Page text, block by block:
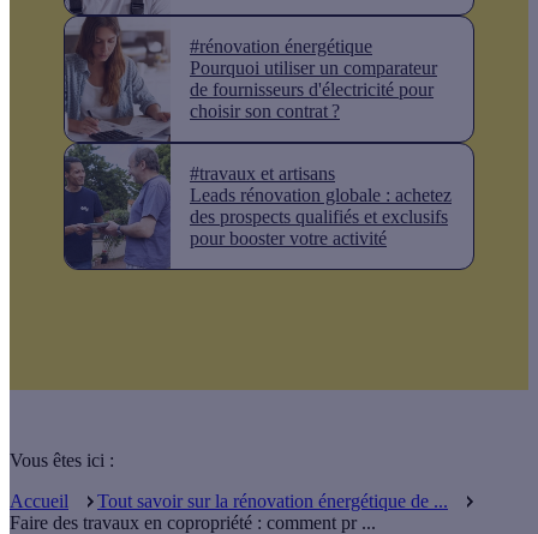
#rénovation énergétique
Pourquoi utiliser un comparateur
de fournisseurs d'électricité pour
choisir son contrat ?
#travaux et artisans
Leads rénovation globale : achetez
des prospects qualifiés et exclusifs
pour booster votre activité
Vous êtes ici :
Accueil
Tout savoir sur la rénovation énergétique de ...
Faire des travaux en copropriété : comment pr ...